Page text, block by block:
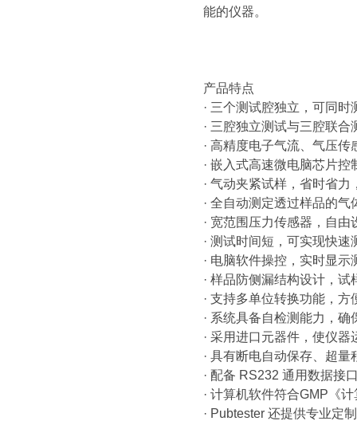
能的仪器。
产品特点
· 三个测试腔独立，可同
· 三腔独立测试与三腔联合
· 高精度电子气流、气压
· 嵌入式高速微电脑芯片
· 气动夹紧试样，省时省
· 全自动测定透过样品的
· 宽范围压力传感器，自
· 测试时间短，可实现快速
· 电脑软件操控，实时显
· 样品防侧漏结构设计，试
· 支持多单位转换功能，
· 系统具备自检测能力，
· 采用进口元器件，使仪
· 具有断电自动保存、超量
· 配备 RS232 通用数据接
· 计算机软件符合GMP《
· Pubtester 还提供专业定